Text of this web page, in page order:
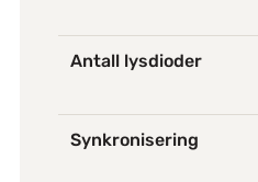
Antall lysdioder
Synkronisering